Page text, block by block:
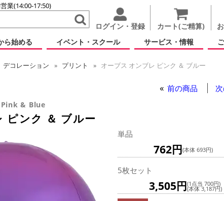
業(14:00-17:50)
ログイン・登録 カート(ご精算)
ら始める イベント・スクール サービス・情報
デコレーション プリント
オーブス オンブレ ピンク ＆ ブルー
前の商品
& Blue
ピンク ＆ ブルー
単品
762円(本体 693円)
5枚セット
3,505円(1点当 700円)
(本体 3,187円)